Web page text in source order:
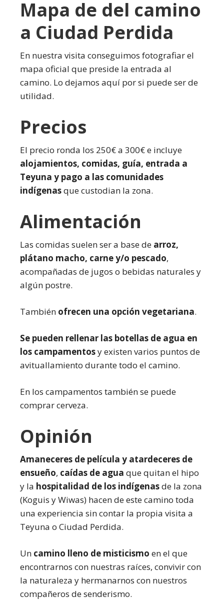
Mapa de del camino
a Ciudad Perdida
En nuestra visita conseguimos fotografiar el
mapa oficial que preside la entrada al
camino. Lo dejamos aquí por si puede ser de
utilidad.
Precios
El precio ronda los 250€ a 300€ e incluye
alojamientos, comidas, guía, entrada a
Teyuna y pago a las comunidades
indígenasque custodian la zona.
Alimentación
Las comidas suelen ser a base de arroz,
plátano macho, carne y/o pescado,
acompañadas de jugos o bebidas naturales y
algún postre.
También ofrecen una opción vegetariana.
Se pueden rellenar las botellas de agua en
los campamentosy existen varios puntos de
avituallamiento durante todo el camino.
En los campamentos también se puede
comprar cerveza.
Opinión
Amaneceres de película y atardeceres de
ensueño, caídas de agua que quitan el hipo
y la hospitalidad de los indígenasde la zona
(Koguis y Wiwas) hacen de este camino toda
una experiencia sin contar la propia visita a
Teyuna o Ciudad Perdida.
Un camino lleno de misticismo en el que
encontrarnos con nuestras raíces, convivir con
la naturaleza y hermanarnos con nuestros
compañeros de senderismo.